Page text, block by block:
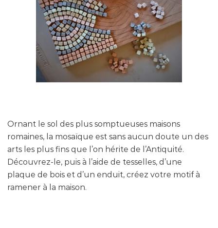
Ornant le sol des plus somptueuses maisons
romaines, la mosaïque est sans aucun doute un des
arts les plus fins que l’on hérite de l’Antiquité.
Découvrez-le, puis à l’aide de tesselles, d’une
plaque de bois et d’un enduit, créez votre motif à
ramener à la maison.